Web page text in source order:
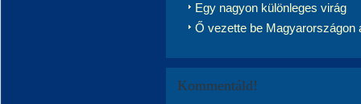
Egy nagyon különleges virág
Ő vezette be Magyarországon
Kommentáld!